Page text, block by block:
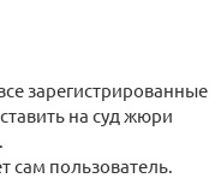
зарегистрированные
на суд жюри
сам пользователь.